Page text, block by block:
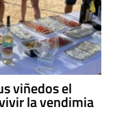
viñedos el
la vendimia